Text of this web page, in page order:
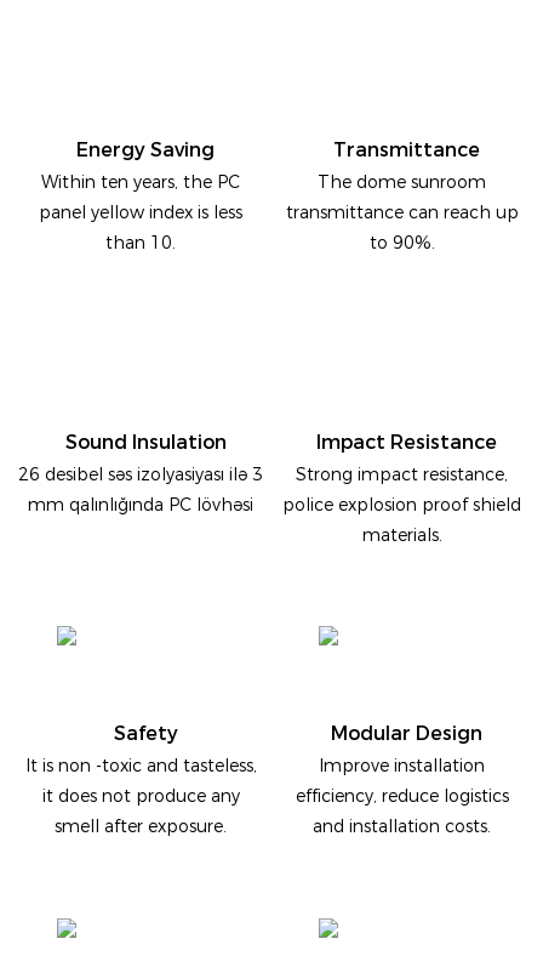
Energy Saving
Within ten years, the PC
panel yellow index is less
than 10.
Transmittance
The dome sunroom
transmittance can reach up
to 90%.
Sound Insulation
26 desibel səs izolyasiyası ilə 3
mm qalınlığında PC lövhəsi
Impact Resistance
Strong impact resistance,
police explosion proof shield
materials.
Safety
It is non -toxic and tasteless,
it does not produce any
smell after exposure.
Modular Design
Improve installation
efficiency, reduce logistics
and installation costs.